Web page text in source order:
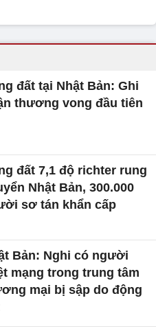
đất tại Nhật Bản: Ghi
thương vong đầu tiên
đất 7,1 độ richter rung
Nhật Bản, 300.000
sơ tán khẩn cấp
Bản: Nghi có người
mạng trong trung tâm
mại bị sập do động